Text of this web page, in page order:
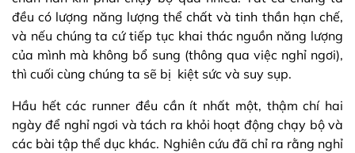
đều có lượng năng lượng thể chất và tinh thần hạn chế,
và nếu chúng ta cứ tiếp tục khai thác nguồn năng lượng
của mình mà không bổ sung (thông qua việc nghỉ ngơi),
thì cuối cùng chúng ta sẽ bị kiệt sức và suy sụp.
Hầu hết các runner đều cần ít nhất một, thậm chí hai
ngày để nghỉ ngơi và tách ra khỏi hoạt động chạy bộ và
các bài tập thể dục khác. Nghiên cứu đã chỉ ra rằng nghỉ